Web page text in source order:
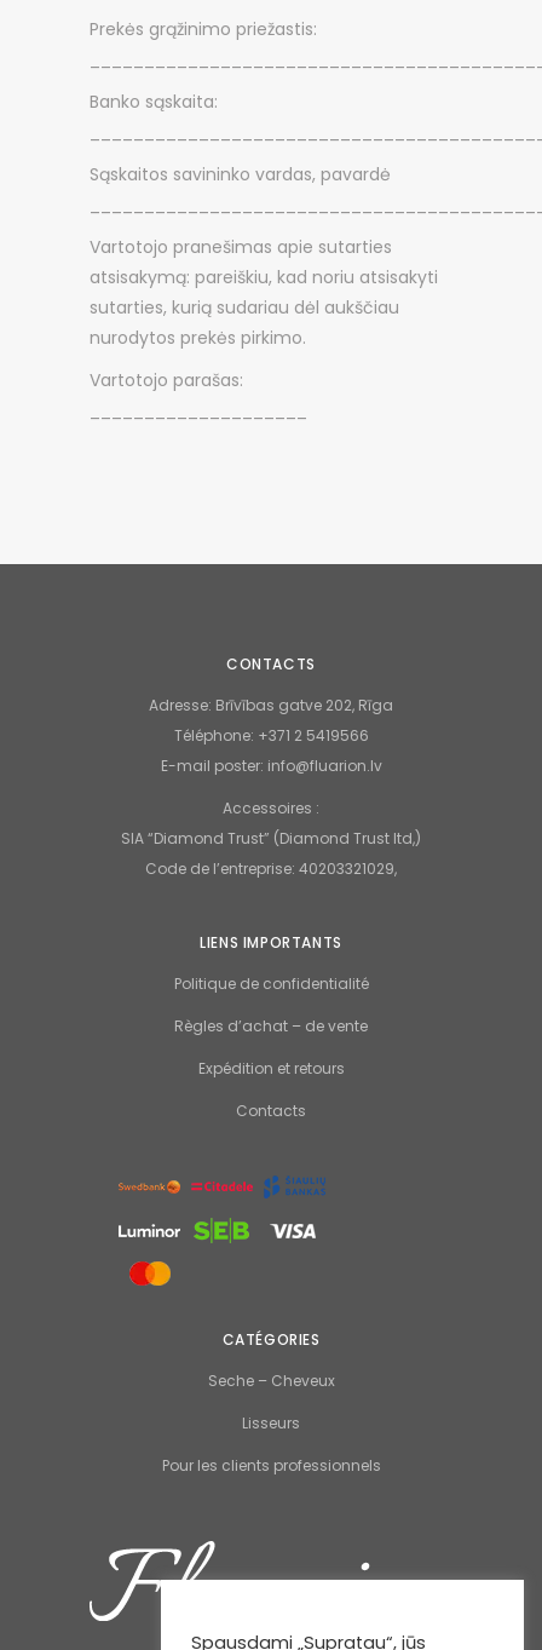
Prekės grąžinimo priežastis:
Banko sąskaita:
Sąskaitos savininko vardas, pavardė
Vartotojo pranešimas apie sutarties
atsisakymą: pareiškiu, kad noriu atsisakyti
sutarties, kurią sudariau dėl aukščiau
nurodytos prekės pirkimo.
Vartotojo parašas:
CONTACTS
Adresse: Brīvības gatve 202, Rīga
Téléphone: +371 2 5419566
E-mail poster: info@fluarion.lv
Accessoires :
SIA “Diamond Trust” (Diamond Trust ltd,)
Code de l’entreprise: 40203321029,
LIENS IMPORTANTS
Politique de confidentialité
Règles d’achat – de vente
Expédition et retours
Contacts
CATÉGORIES
Seche – Cheveux
Lisseurs
Pour les clients professionnels
Spausdami „Supratau“, jūs